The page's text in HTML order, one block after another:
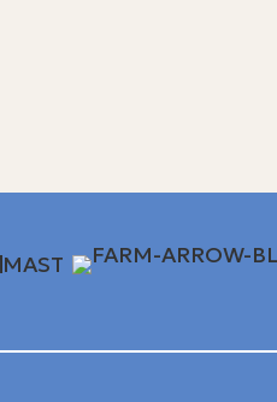
MAST